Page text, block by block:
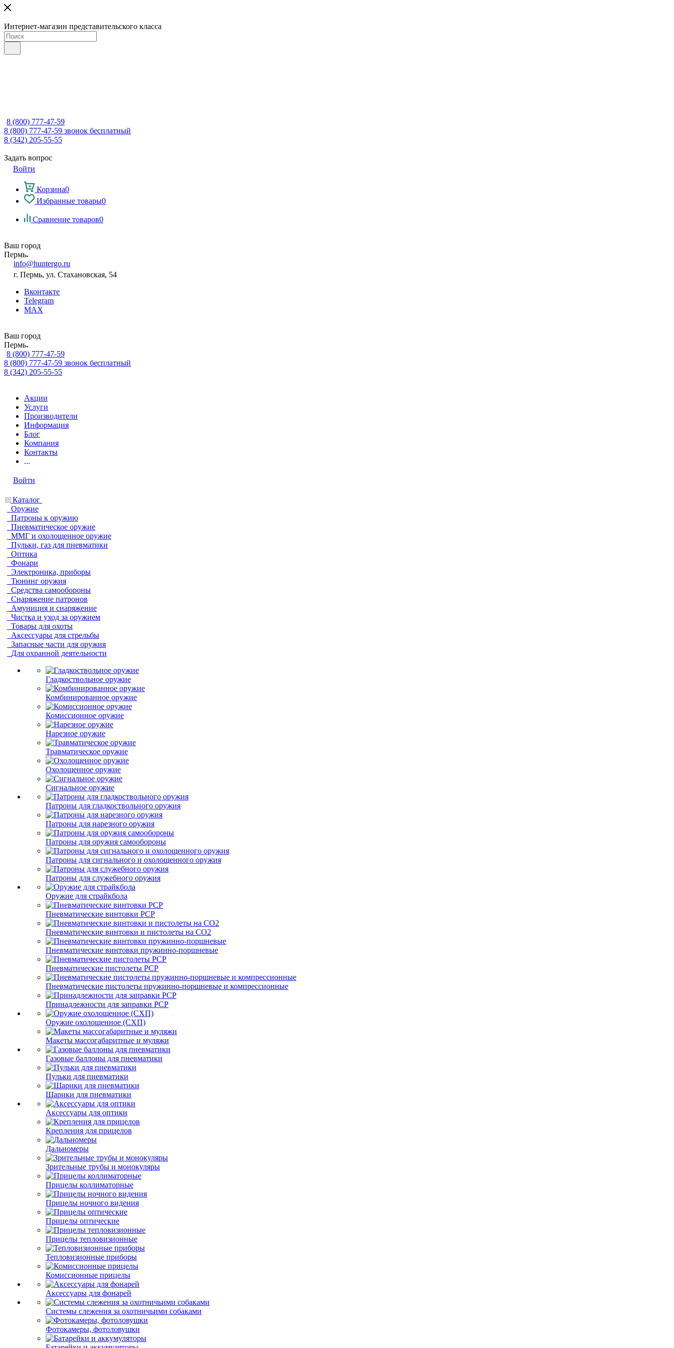
Интернет-магазин представительского класса
8 (800) 777-47-59
8 (800) 777-47-59 звонок бесплатный
8 (342) 205-55-55
Задать вопрос
Войти
Корзина0
Избранные товары0
Сравнение товаров0
Ваш город
Пермь
info@huntergo.ru
г. Пермь, ул. Стахановская, 54
Вконтакте
Telegram
MAX
Ваш город
Пермь
8 (800) 777-47-59
8 (800) 777-47-59 звонок бесплатный
8 (342) 205-55-55
Акции
Услуги
Производители
Информация
Блог
Компания
Контакты
...
Войти
Каталог
Оружие
Патроны к оружию
Пневматическое оружие
ММГ и охолощенное оружие
Пульки, газ для пневматики
Оптика
Фонари
Электроника, приборы
Тюнинг оружия
Средства самообороны
Снаряжение патронов
Амуниция и снаряжение
Чистка и уход за оружием
Товары для охоты
Аксессуары для стрельбы
Запасные части для оружия
Для охранной деятельности
Гладкоствольное оружие
Комбинированное оружие
Комиссионное оружие
Нарезное оружие
Травматическое оружие
Охолощенное оружие
Сигнальное оружие
Патроны для гладкоствольного оружия
Патроны для нарезного оружия
Патроны для оружия самообороны
Патроны для сигнального и охолощенного оружия
Патроны для служебного оружия
Оружие для страйкбола
Пневматические винтовки PCP
Пневматические винтовки и пистолеты на CO2
Пневматические винтовки пружинно-поршневые
Пневматические пистолеты PCP
Пневматические пистолеты пружинно-поршневые и компрессионные
Принадлежности для заправки PCP
Оружие охолощенное (СХП)
Макеты массогабаритные и муляжи
Газовые баллоны для пневматики
Пульки для пневматики
Шарики для пневматики
Аксессуары для оптики
Крепления для прицелов
Дальномеры
Зрительные трубы и монокуляры
Прицелы коллиматорные
Прицелы ночного видения
Прицелы оптические
Прицелы тепловизионные
Тепловизионные приборы
Комиссионные прицелы
Аксессуары для фонарей
Системы слежения за охотничьими собаками
Фотокамеры, фотоловушки